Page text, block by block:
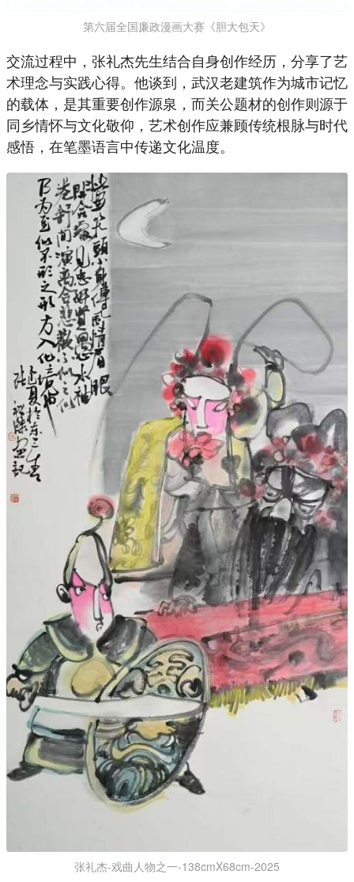
第六届全国廉政漫画大赛《胆大包天》
交流过程中，张礼杰先生结合自身创作经历，分享了艺
术理念与实践心得。他谈到，武汉老建筑作为城市记忆
的载体，是其重要创作源泉，而关公题材的创作则源于
同乡情怀与文化敬仰，艺术创作应兼顾传统根脉与时代
感悟，在笔墨语言中传递文化温度。
张礼杰-戏曲人物之一-138cmX68cm-2025